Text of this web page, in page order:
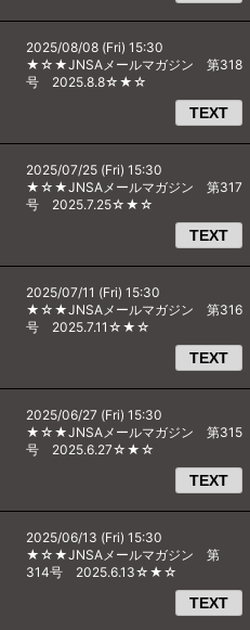
2025/08/08 (Fri) 15:30
★☆★JNSAメールマガジン 第318
号 2025.8.8☆★☆
TEXT
2025/07/25 (Fri) 15:30
★☆★JNSAメールマガジン 第317
号 2025.7.25☆★☆
TEXT
2025/07/11 (Fri) 15:30
★☆★JNSAメールマガジン 第316
号 2025.7.11☆★☆
TEXT
2025/06/27 (Fri) 15:30
★☆★JNSAメールマガジン 第315
号 2025.6.27☆★☆
TEXT
2025/06/13 (Fri) 15:30
★☆★JNSAメールマガジン 第
314号 2025.6.13☆★☆
TEXT